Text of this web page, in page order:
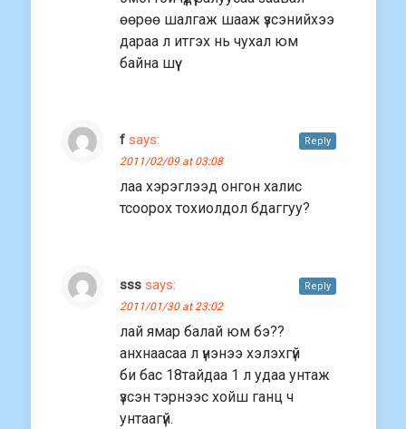
өөрөө шалгаж шааж үзсэнийхээ
дараа л итгэх нь чухал юм
байна шүү
f says:
2011/02/09 at 03:08
лаа хэрэглээд онгон халис
тсоорох тохиолдол бдаггуу?
Reply
sss says:
2011/01/30 at 23:02
лай ямар балай юм бэ??
анхнаасаа л үнэнээ хэлэхгүй
би бас 18тайдаа 1 л удаа унтаж
үзсэн тэрнээс хойш ганц ч
унтаагүй.
Reply